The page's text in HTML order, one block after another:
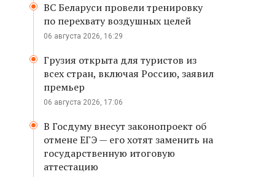
ВС Беларуси провели тренировку
по перехвату воздушных целей
06 августа 2026, 16:29
Грузия открыта для туристов из
всех стран, включая Россию, заявил
премьер
06 августа 2026, 17:06
В Госдуму внесут законопроект об
отмене ЕГЭ — его хотят заменить на
государственную итоговую
аттестацию